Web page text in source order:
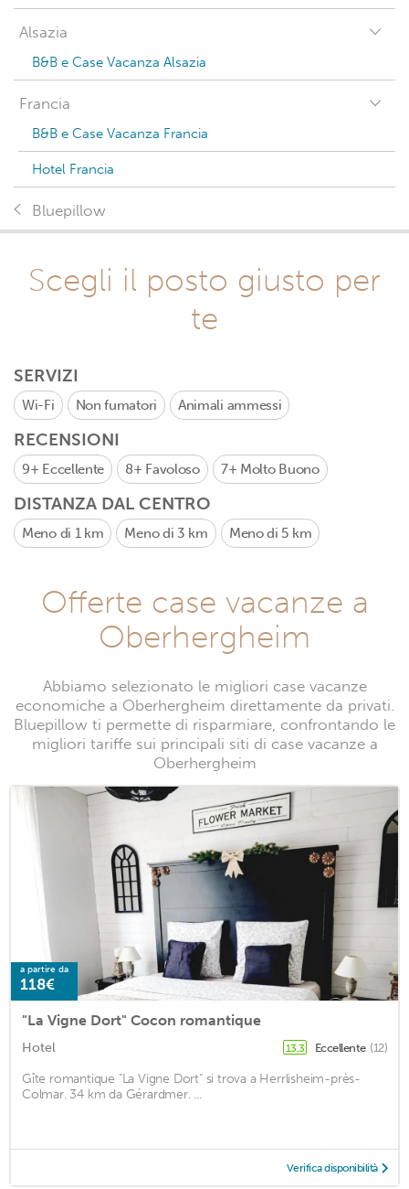
Alsazia
B&B e Case Vacanza Alsazia
Francia
B&B e Case Vacanza Francia
Hotel Francia
Bluepillow
Scegli il posto giusto per
te
SERVIZI
Wi-Fi Non fumatori Animali ammessi
RECENSIONI
9+ Eccellente 8+ Favoloso 7+ Molto Buono
DISTANZA DAL CENTRO
Meno di 1 km Meno di 3 km Meno di 5 km
Offerte case vacanze a
Oberhergheim
Abbiamo selezionato le migliori case vacanze
economiche a Oberhergheim direttamente da privati.
Bluepillow ti permette di risparmiare, confrontando le
migliori tariffe sui principali siti di case vacanze a
Oberhergheim
a partire da
118€
"La Vigne Dort" Cocon romantique
Hotel 13,3 Eccellente (12)
Gîte romantique "La Vigne Dort" si trova a Herrlisheim-près-
Colmar. 34 km da Gérardmer. ...
Verifica disponibilità